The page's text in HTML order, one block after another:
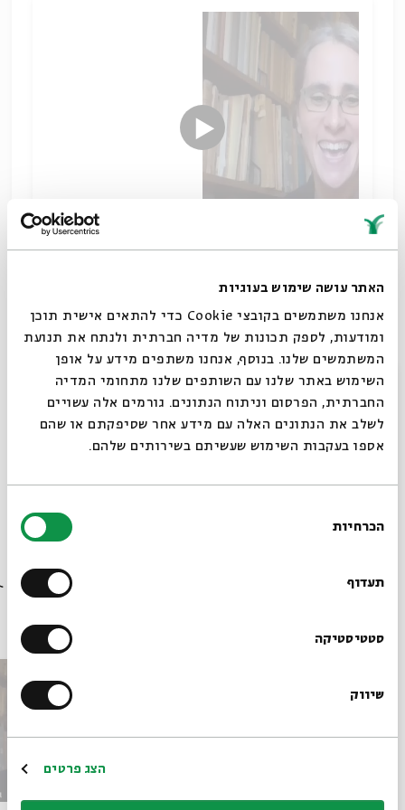
האתר עושה שימוש בעוגיות
אנחנו משתמשים בקובצי Cookie כדי להתאים אישית תוכן
ומודעות, לספק תכונות של מדיה חברתית ולנתח את תנועת
המשתמשים שלנו. בנוסף, אנחנו משתפים מידע על אופן
השימוש באתר שלנו עם השותפים שלנו מתחומי המדיה
החברתית, הפרסום וניתוח הנתונים. גורמים אלה עשויים
לשלב את הנתונים האלה עם מידע אחר שסיפקתם או שהם
אספו בעקבות השימוש שעשיתם בשירותים שלהם.
הסכמה
הכרחיות
תעדוף
סטטיסטיקה
שיווק
הצג פרטים
לכך
שתי דתות בצל חורבן
שיתוף
תגיות: תלמוד וספרות חז"ל מיכל בר אשר סיגל ט' באב תשעה באב
נצרות
סגור